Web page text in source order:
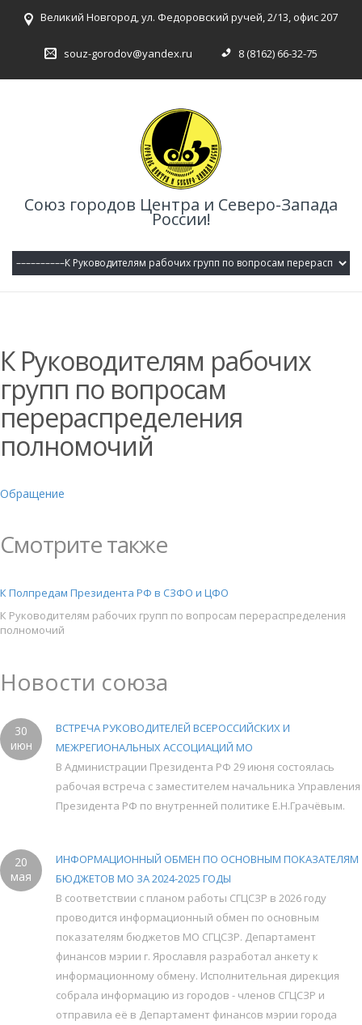
Великий Новгород, ул. Федоровский ручей, 2/13, офис 207
souz-gorodov@yandex.ru 8 (8162) 66-32-75
Союз городов Центра и Северо-Запада
России!
К Руководителям рабочих
групп по вопросам
перераспределения
полномочий
Обращение
Смотрите также
К Полпредам Президента РФ в СЗФО и ЦФО
К Руководителям рабочих групп по вопросам перераспределения
полномочий
Новости союза
30
июн
ВСТРЕЧА РУКОВОДИТЕЛЕЙ ВСЕРОССИЙСКИХ И
МЕЖРЕГИОНАЛЬНЫХ АССОЦИАЦИЙ МО
В Администрации Президента РФ 29 июня состоялась
рабочая встреча с заместителем начальника Управления
Президента РФ по внутренней политике Е.Н.Грачёвым.
20
мая
ИНФОРМАЦИОННЫЙ ОБМЕН ПО ОСНОВНЫМ ПОКАЗАТЕЛЯМ
БЮДЖЕТОВ МО ЗА 2024-2025 ГОДЫ
В соответствии с планом работы СГЦСЗР в 2026 году
проводится информационный обмен по основным
показателям бюджетов МО СГЦСЗР. Департамент
финансов мэрии г. Ярославля разработал анкету к
информационному обмену. Исполнительная дирекция
собрала информацию из городов - членов СГЦСЗР и
отправила её в Департамент финансов мэрии города